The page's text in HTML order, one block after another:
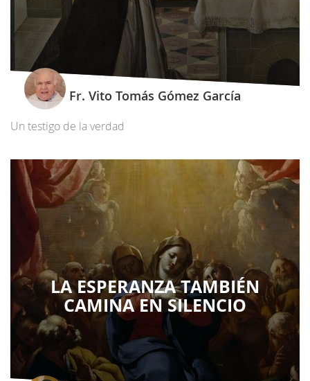
Fr. Vito Tomás Gómez García
Un testigo de la verdad
LA ESPERANZA TAMBIÉN
CAMINA EN SILENCIO